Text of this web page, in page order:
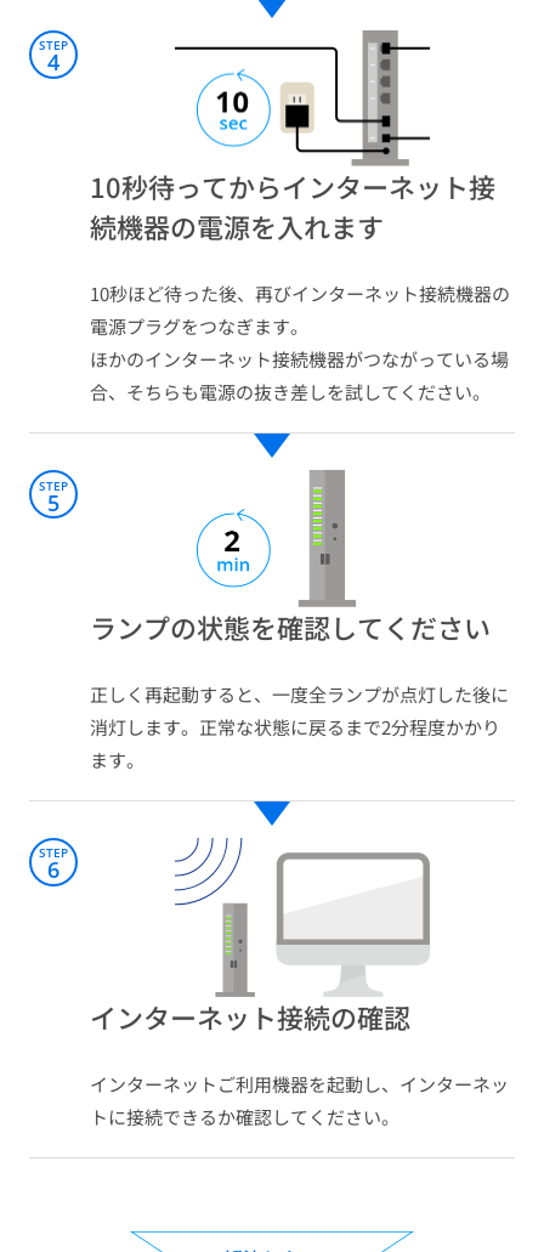
STEP
4
10秒待ってからインターネット接
続機器の電源を入れます​
10秒ほど待った後、再びインターネット接続機器の
電源プラグをつなぎます。​
ほかのインターネット接続機器がつながっている場
合、そちらも電源の抜き差しを試してください。​
STEP
5
ランプの状態を確認してください​
正しく再起動すると、一度全ランプが点灯した後に
消灯します。正常な状態に戻るまで2分程度かかり
ます。
STEP
6
インターネット接続の確認​
インターネットご利用機器を起動し、インターネッ
トに接続できるか確認してください。